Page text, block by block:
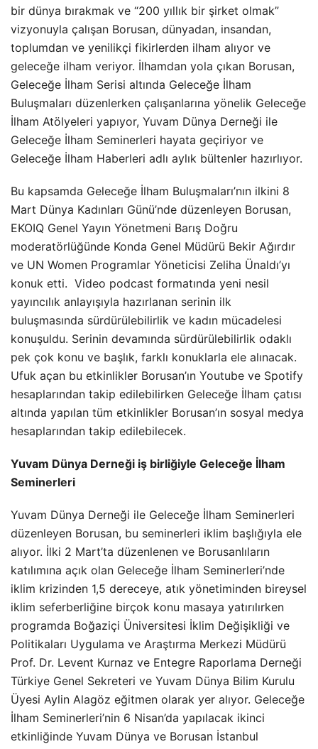
bir dünya bırakmak ve “200 yıllık bir şirket olmak”
vizyonuyla çalışan Borusan, dünyadan, insandan,
toplumdan ve yenilikçi fikirlerden ilham alıyor ve
geleceğe ilham veriyor. İlhamdan yola çıkan Borusan,
Geleceğe İlham Serisi altında Geleceğe İlham
Buluşmaları düzenlerken çalışanlarına yönelik Geleceğe
İlham Atölyeleri yapıyor, Yuvam Dünya Derneği ile
Geleceğe İlham Seminerleri hayata geçiriyor ve
Geleceğe İlham Haberleri adlı aylık bültenler hazırlıyor.
Bu kapsamda Geleceğe İlham Buluşmaları’nın ilkini 8
Mart Dünya Kadınları Günü’nde düzenleyen Borusan,
EKOIQ Genel Yayın Yönetmeni Barış Doğru
moderatörlüğünde Konda Genel Müdürü Bekir Ağırdır
ve UN Women Programlar Yöneticisi Zeliha Ünaldı’yı
konuk etti. Video podcast formatında yeni nesil
yayıncılık anlayışıyla hazırlanan serinin ilk
buluşmasında sürdürülebilirlik ve kadın mücadelesi
konuşuldu. Serinin devamında sürdürülebilirlik odaklı
pek çok konu ve başlık, farklı konuklarla ele alınacak.
Ufuk açan bu etkinlikler Borusan’ın Youtube ve Spotify
hesaplarından takip edilebilirken Geleceğe İlham çatısı
altında yapılan tüm etkinlikler Borusan’ın sosyal medya
hesaplarından takip edilebilecek.
Yuvam Dünya Derneği iş birliğiyle Geleceğe İlham
Seminerleri
Yuvam Dünya Derneği ile Geleceğe İlham Seminerleri
düzenleyen Borusan, bu seminerleri iklim başlığıyla ele
alıyor. İlki 2 Mart’ta düzenlenen ve Borusanlıların
katılımına açık olan Geleceğe İlham Seminerleri’nde
iklim krizinden 1,5 dereceye, atık yönetiminden bireysel
iklim seferberliğine birçok konu masaya yatırılırken
programda Boğaziçi Üniversitesi İklim Değişikliği ve
Politikaları Uygulama ve Araştırma Merkezi Müdürü
Prof. Dr. Levent Kurnaz ve Entegre Raporlama Derneği
Türkiye Genel Sekreteri ve Yuvam Dünya Bilim Kurulu
Üyesi Aylin Alagöz eğitmen olarak yer alıyor. Geleceğe
İlham Seminerleri’nin 6 Nisan’da yapılacak ikinci
etkinliğinde Yuvam Dünya ve Borusan İstanbul